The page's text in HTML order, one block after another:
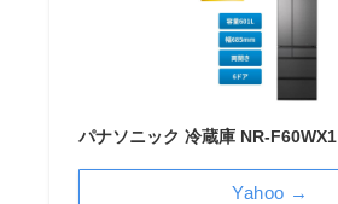
パナソニック 冷蔵庫 NR-F60WX1
Yahoo →